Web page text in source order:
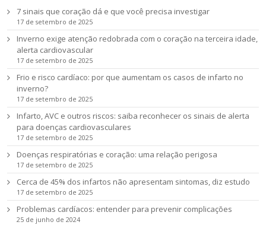
7 sinais que coração dá e que você precisa investigar
17 de setembro de 2025
Inverno exige atenção redobrada com o coração na terceira idade,
alerta cardiovascular
17 de setembro de 2025
Frio e risco cardíaco: por que aumentam os casos de infarto no
inverno?
17 de setembro de 2025
Infarto, AVC e outros riscos: saiba reconhecer os sinais de alerta
para doenças cardiovasculares
17 de setembro de 2025
Doenças respiratórias e coração: uma relação perigosa
17 de setembro de 2025
Cerca de 45% dos infartos não apresentam sintomas, diz estudo
17 de setembro de 2025
Problemas cardíacos: entender para prevenir complicações
25 de junho de 2024